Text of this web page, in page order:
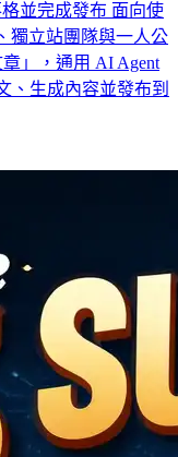
並完成發布 面向使
獨立站團隊與一人公
」，通用 AI Agent
、生成內容並發布到